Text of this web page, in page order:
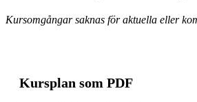
Kursomgångar saknas för aktuella eller
Kursplan som PDF